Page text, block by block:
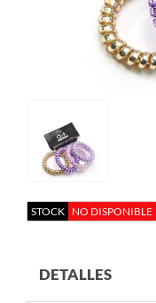
STOCK NO DISPONIBLE
DETALLES